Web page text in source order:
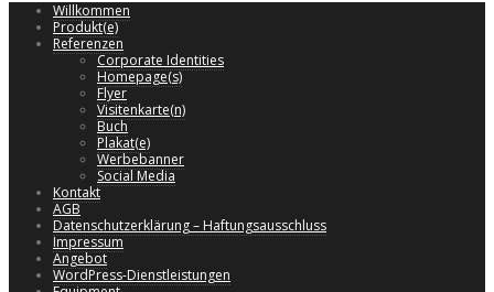
Willkommen
Produkt(e)
Referenzen
Corporate Identities
Homepage(s)
Flyer
Visitenkarte(n)
Buch
Plakat(e)
Werbebanner
Social Media
Kontakt
AGB
Datenschutzerklärung – Haftungsausschluss
Impressum
Angebot
WordPress-Dienstleistungen